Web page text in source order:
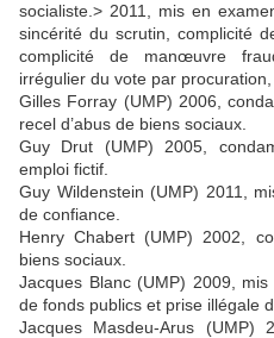
socialiste.> 2011, mis en
sincérité du scrutin, complicité
complicité de manœuvre
irrégulier du vote par
Gilles Forray (UMP) 2006,
recel d’abus de biens sociaux.
Guy Drut (UMP) 2005,
emploi fictif.
Guy Wildenstein (UMP) 2011,
de confiance.
Henry Chabert (UMP) 2002,
biens sociaux.
Jacques Blanc (UMP) 2009,
de fonds publics et prise illégale
Jacques Masdeu-Arus (UMP)